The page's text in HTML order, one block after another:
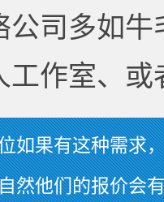
公司多如
工作室、或
如果有这种需求
然他们的报价会